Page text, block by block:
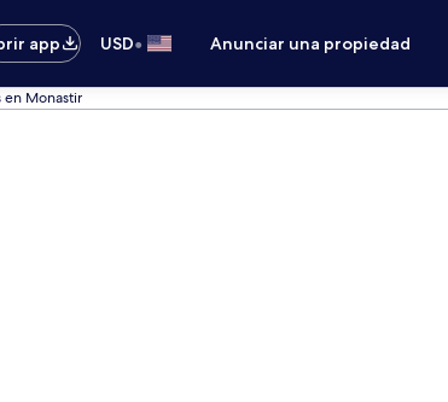
app USD• Anunciar una propiedad
en Monastir